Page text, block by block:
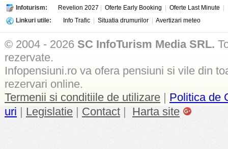
Infoturism:
Revelion 2027 Oferte Early Booking Oferte Last Minute
Linkuri utile:
Info Trafic Situatia drumurilor Avertizari meteo
© 2004 - 2026 SC InfoTurism Media SRL.
rezervate.
Infopensiuni.ro va ofera pensiuni si vile din
rezervari online.
Termenii si conditiile de utilizare | Politica de
uri | Legislatie | Contact | Harta site